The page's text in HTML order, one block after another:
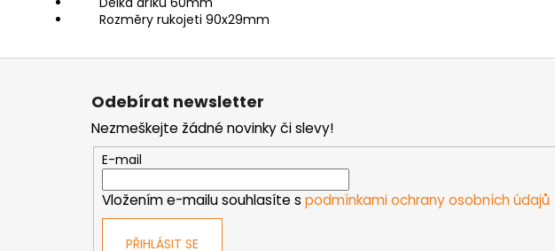
Rozměry rukojeti 90x29mm
Z
Odebírat newsletter
Nezmeškejte žádné novinky či slevy!
E-mail
Vložením e-mailu souhlasíte s podmínkami ochrany osobních údajů
PŘIHLÁSIT SE